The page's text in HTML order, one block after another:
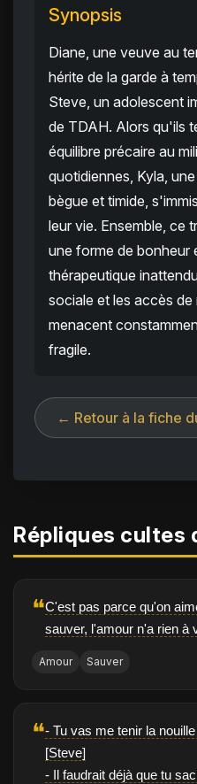
Synopsis
Diane, une veuve au
hérite de la garde à
Steve, un adolescent
de TDAH. Alors qu'ils
équilibre précaire au
quotidiennes, Kyla,
bègue et timide,
leur vie. Ensemble, ce
une forme de bonheur
thérapeutique
sociale et les accès de
menacent
fragile.
← Retour à la fiche
Répliques cultes
❝C'est pas parce qu'on
sauver, l'amour n'a rien à
Amour Sauver
❝- Tu vas me tenir la
[Steve]
- Il faudrait déjà que tu